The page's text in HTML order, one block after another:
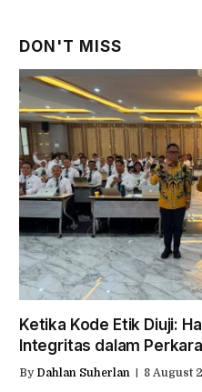
DON'T MISS
Ketika Kode Etik Diuji:
Integritas dalam
By Dahlan Suherlan 8 August